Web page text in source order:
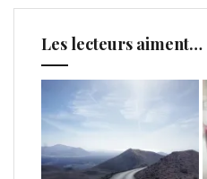
Les lecteurs aiment…